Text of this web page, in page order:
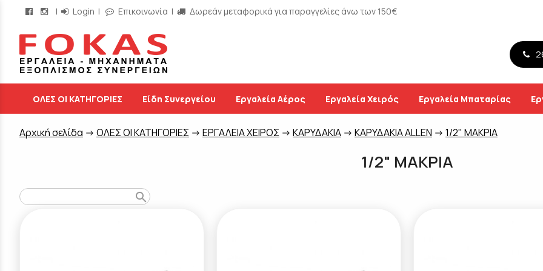
| Login | Επικοινωνία | Δωρεάν μεταφορικά για παραγγελίες άνω των 150€
/
ΟΛΕΣ ΟΙ ΚΑΤΗΓΟΡΙΕΣ Είδη Συνεργείου Εργαλεία Αέρος Εργαλεία Χειρός Εργαλεία Μπαταρίας
Aρχική σελίδα -> ΟΛΕΣ ΟΙ ΚΑΤΗΓΟΡΙΕΣ -> ΕΡΓΑΛΕΙΑ ΧΕΙΡΟΣ -> ΚΑΡΥΔΑΚΙΑ -> ΚΑΡΥΔΑΚΙΑ ALLEN -> 1/2" ΜΑΚΡΙΑ
1/2" ΜΑΚΡΙΑ
search